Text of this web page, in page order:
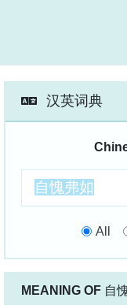
汉英词典
All
MEANING OF 自